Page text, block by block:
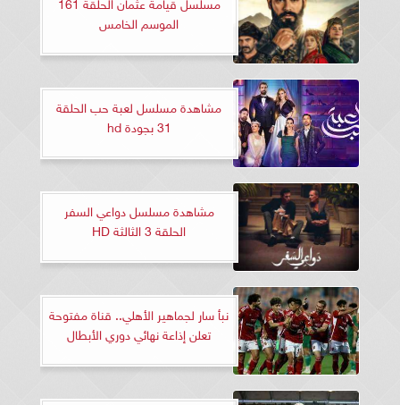
الموسم الخامس
مشاهدة مسلسل لعبة حب الحلقة
31 بجودة hd
مشاهدة مسلسل دواعي السفر
الحلقة 3 الثالثة HD
نبأ سار لجماهير الأهلي.. قناة مفتوحة
تعلن إذاعة نهائي دوري الأبطال